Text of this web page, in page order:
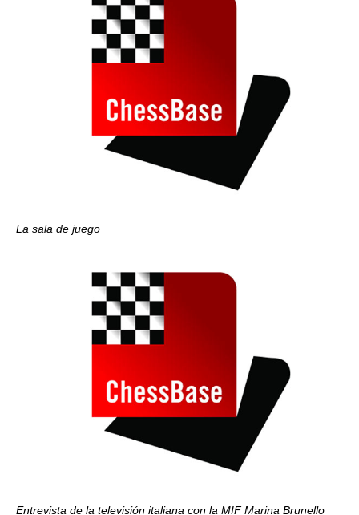
La sala de juego
Entrevista de la televisión italiana con la MIF Marina Brunello